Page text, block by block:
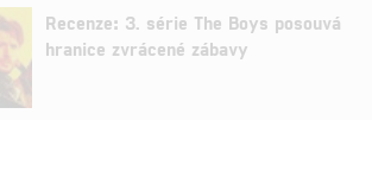
Recenze: 3. série The Boys posouvá
hranice zvrácené zábavy